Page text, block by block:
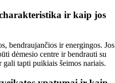
ir kaip jos
bendraujančios ir energingos. Jos
dėmesio centre ir bendrauti su
tapti puikiais šeimos nariais.